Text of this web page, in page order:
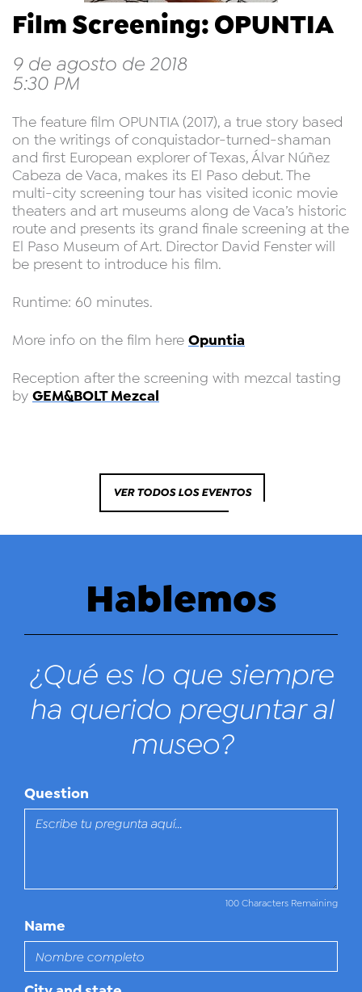
Film Screening: OPUNTIA
9 de agosto de 2018
5:30 PM
The feature film OPUNTIA (2017), a true story based
on the writings of conquistador-turned-shaman
and first European explorer of Texas, Álvar Núñez
Cabeza de Vaca, makes its El Paso debut. The
multi-city screening tour has visited iconic movie
theaters and art museums along de Vaca’s historic
route and presents its grand finale screening at the
El Paso Museum of Art. Director David Fenster will
be present to introduce his film.
Runtime: 60 minutes.
More info on the film here Opuntia
Reception after the screening with mezcal tasting
by GEM&BOLT Mezcal
VER TODOS LOS EVENTOS
Hablemos
¿Qué es lo que siempre
ha querido preguntar al
museo?
Question
100 Characters Remaining
Name